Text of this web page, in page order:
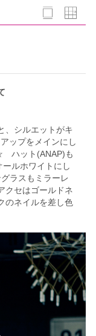
、シルエットがキ
ップをメインにし
ハット(ANAP)も
ルホワイトにし
ラスもミラーレ
クセはゴールドネ
のネイルを差し色